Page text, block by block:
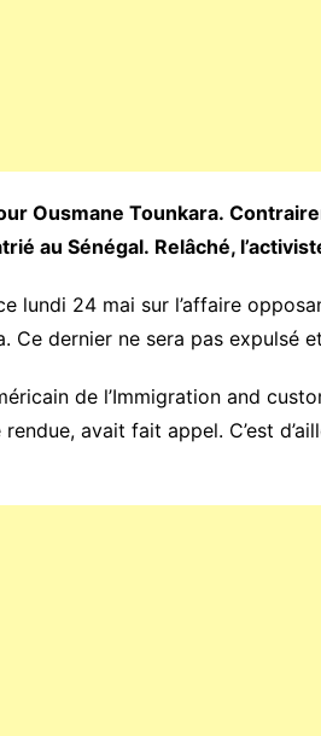
Ousmane Tounkara.
au Sénégal. Relâché,
lundi 24 mai sur l’affaire
Ce dernier ne sera pas expulsé
de l’Immigration and
avait fait appel. C’est